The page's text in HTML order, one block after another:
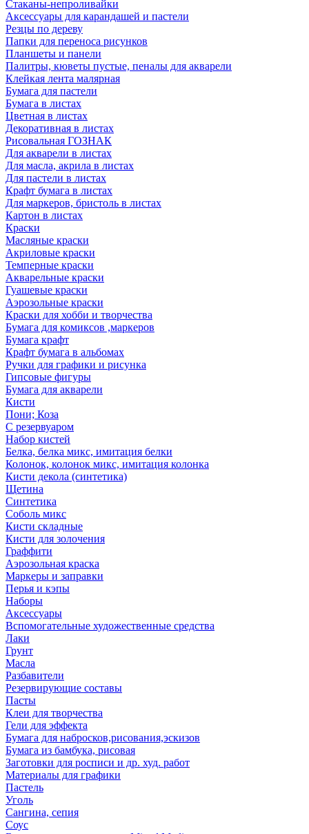
Стаканы-непроливайки
Аксессуары для карандашей и пастели
Резцы по дереву
Папки для переноса рисунков
Планшеты и панели
Палитры, кюветы пустые, пеналы для акварели
Клейкая лента малярная
Бумага для пастели
Бумага в листах
Цветная в листах
Декоративная в листах
Рисовальная ГОЗНАК
Для акварели в листах
Для масла, акрила в листах
Для пастели в листах
Крафт бумага в листах
Для маркеров, бристоль в листах
Картон в листах
Краски
Масляные краски
Акриловые краски
Темперные краски
Акварельные краски
Гуашевые краски
Аэрозольные краски
Краски для хобби и творчества
Бумага для комиксов ,маркеров
Бумага крафт
Крафт бумага в альбомах
Ручки для графики и рисунка
Гипсовые фигуры
Бумага для акварели
Кисти
Пони; Коза
С резервуаром
Набор кистей
Белка, белка микс, имитация белки
Колонок, колонок микс, имитация колонка
Кисти декола (синтетика)
Щетина
Синтетика
Соболь микс
Кисти складные
Кисти для золочения
Граффити
Аэрозольная краска
Маркеры и заправки
Перья и кэпы
Наборы
Аксессуары
Вспомогательные художественные средства
Лаки
Грунт
Масла
Разбавители
Резервирующие составы
Пасты
Клеи для творчества
Гели для эффекта
Бумага для набросков,рисования,эскизов
Бумага из бамбука, рисовая
Заготовки для росписи и др. худ. работ
Материалы для графики
Пастель
Уголь
Сангина, сепия
Соус